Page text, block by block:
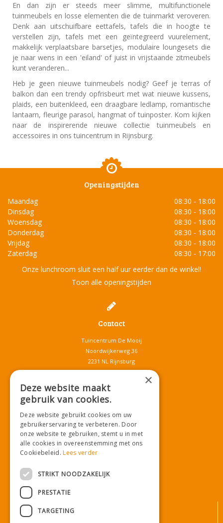
En dan zijn er steeds meer slimme, multifunctionele
tuinmeubels en losse elementen die de tuinmarkt veroveren.
Denk aan uitschuifbare eettafels, tafels die in hoogte te
verstellen zijn, tafels met een geïntegreerd vuurelement,
makkelijk verplaatsbare barsetjes, modulaire loungesets die
je naar wens in een 'eiland' of juist in vrijstaande zitmeubels
kunt veranderen...
Heb je geen nieuwe tuinmeubels nodig? Geef je terras of
balkon dan een trendy opfrisbeurt met wat nieuwe kussens,
plaids, een buitenkleed, een draagbare ledlamp, romantische
lantaarn, fleurige parasol, hangmat of tuinposter. Kom kijken
naar de inspirerende nieuwe collectie tuinmeubels en
accessoires in ons tuincentrum in Rijnsburg.
Openingstijden
Maandag
08:30 - 18:00
Dinsdag
08:30 - 18:00
Woensdag
08:30 - 18:00
Donderdag
08:30 - 18:00
Vrijdag
08:30 - 18:00
Zaterdag
08:30 - 17:00
Onze lunchroom sluit een half uur eerder dan de winkel!
Toon alle openingstijden
Contact
Tuincentrum De Mooij
Noordwijkerweg 36
2231 NL Rijnsburg
T.071-4080959
info@tuincentrumdemooij.nl
Download onze App!
×
Deze website maakt
gebruik van cookies.
Deze website gebruikt cookies om uw
gebruikerservaring te verbeteren. Door
onze website te gebruiken, stemt u in met
alle cookies in overeenstemming met ons
Cookiebeleid.Lees verder
STRIKT NOODZAKELIJK
PRESTATIE
TARGETING